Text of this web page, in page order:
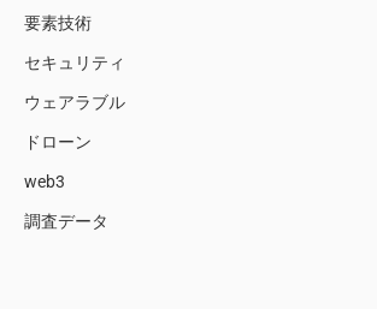
要素技術
セキュリティ
ウェアラブル
ドローン
web3
調査データ